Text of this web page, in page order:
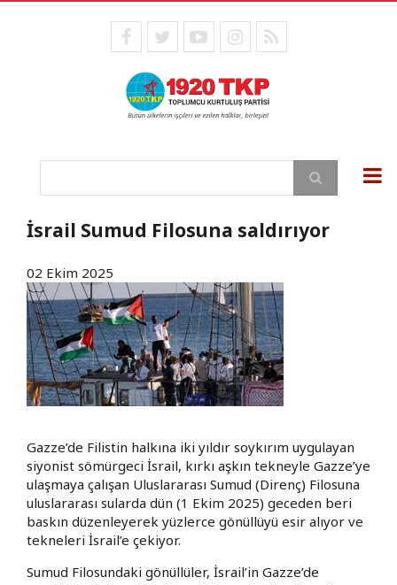
facebooktwitteryoutubeinstagram
RSS
Ara
İsrail Sumud Filosuna saldırıyor
02 Ekim 2025
Gazze’de Filistin halkına iki yıldır soykırım uygulayan
siyonist sömürgeci İsrail, kırkı aşkın tekneyle Gazze’ye
ulaşmaya çalışan Uluslararası Sumud (Direnç) Filosuna
uluslararası sularda dün (1 Ekim 2025) geceden beri
baskın düzenleyerek yüzlerce gönüllüyü esir alıyor ve
tekneleri İsrail’e çekiyor.
Sumud Filosundaki gönüllüler, İsrail’in Gazze’de